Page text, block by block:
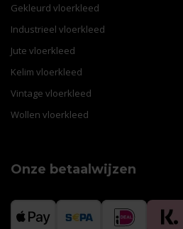
Gekleurd vloerkleed
Industrieel vloerkleed
Jute vloerkleed
Kelim vloerkleed
Vintage vloerkleed
Wollen vloerkleed
Onze betaalwijzen